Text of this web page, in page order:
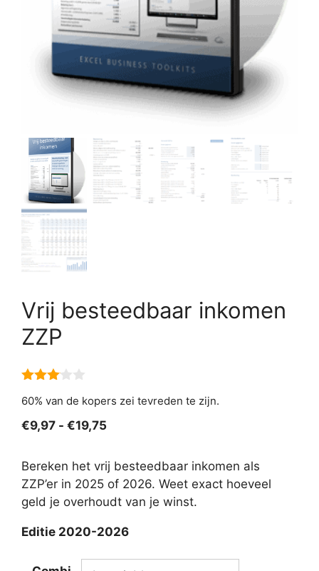
Vrij besteedbaar inkomen
ZZP
van 5
60% van de kopers zei tevreden te zijn.
€9,97 - €19,75
tot
€19,75
Bereken het vrij besteedbaar inkomen als
ZZP’er in 2025 of 2026. Weet exact hoeveel
geld je overhoudt van je winst.
Editie 2020-2026